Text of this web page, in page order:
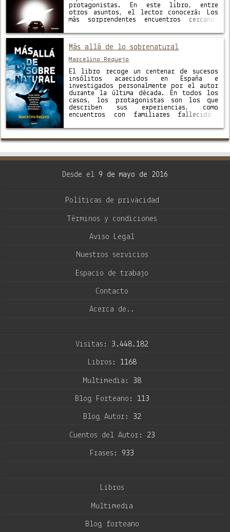
protagonistas. En este libro, entre
otros asuntos, el lector conocerá: Los
más sorprendentes encuentros cercanos
apariciones de gigantescos no
identificados sobre varias ciudades
españolas. Los casos de …
Más allá de lo sobrenatural
Marcelino Requejo
El libro recoge un centenar de sucesos
insólitos acaecidos en España e
investigados personalmente por el autor
durante la última década. En todos los
casos, los protagonistas son los que
describen sus experiencias, como
encuentros con familiares fallecidos,
apariciones de monjes fantasmales en
carreteras españolas, encuentros con
entidades que parecen …
Desde el 9 de mayo de 2016
Políticas de privacidad
Términos y condiciones
Aviso Legal
Nuestros servicios
Espacio de trabajo
Contacto
Acerca de..
Visitas: 3.448.182
Libros: 1168
Multimedia: 38
Blog Forteano: 113
Blog Autor: 32
Cuentos del Autor: 23
Frases: 933
Libros
Multimedia
Blog forteano